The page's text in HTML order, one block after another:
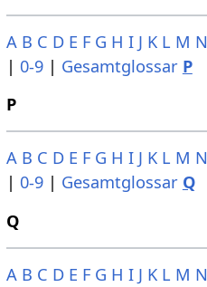
A B C D E F G H I J K L M N
| 0-9| Gesamtglossar P
P
A B C D E F G H I J K L M N
| 0-9| Gesamtglossar Q
Q
A B C D E F G H I J K L M N